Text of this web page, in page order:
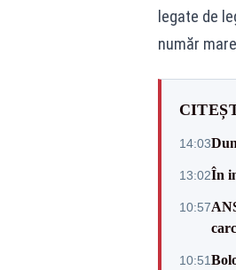
legate de
număr
14:03
13:02În
10:57
10:51